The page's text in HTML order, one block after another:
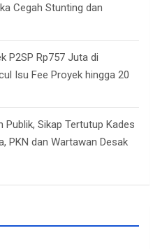
Cegah Stunting dan
P2SP Rp757 Juta di
Isu Fee Proyek hingga 20
Sikap Tertutup Kades
PKN dan Wartawan Desak